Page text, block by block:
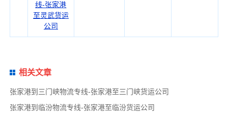
线-张家港
至灵武货运
公司
相关文章
张家港到三门峡物流专线-张家港至三门峡货运公司
张家港到临汾物流专线-张家港至临汾货运公司